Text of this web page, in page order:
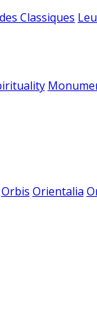
Classiques
Orbis Orientalia